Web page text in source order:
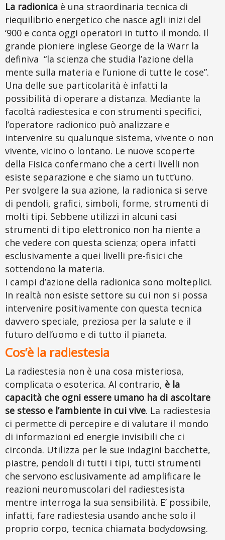
La radionica è una straordinaria tecnica di
riequilibrio energetico che nasce agli inizi del
‘900 e conta oggi operatori in tutto il mondo. Il
grande pioniere inglese George de la Warr la
definiva “la scienza che studia l’azione della
mente sulla materia e l’unione di tutte le cose”.
Una delle sue particolarità è infatti la
possibilità di operare a distanza. Mediante la
facoltà radiestesica e con strumenti specifici,
l’operatore radionico può analizzare e
intervenire su qualunque sistema, vivente o non
vivente, vicino o lontano. Le nuove scoperte
della Fisica confermano che a certi livelli non
esiste separazione e che siamo un tutt’uno.
Per svolgere la sua azione, la radionica si serve
di pendoli, grafici, simboli, forme, strumenti di
molti tipi. Sebbene utilizzi in alcuni casi
strumenti di tipo elettronico non ha niente a
che vedere con questa scienza; opera infatti
esclusivamente a quei livelli pre-fisici che
sottendono la materia.
I campi d’azione della radionica sono molteplici.
In realtà non esiste settore su cui non si possa
intervenire positivamente con questa tecnica
davvero speciale, preziosa per la salute e il
futuro dell’uomo e di tutto il pianeta.
Cos’è la radiestesia
La radiestesia non è una cosa misteriosa,
complicata o esoterica. Al contrario, è la
capacità che ogni essere umano ha di ascoltare
se stesso e l’ambiente in cui vive. La radiestesia
ci permette di percepire e di valutare il mondo
di informazioni ed energie invisibili che ci
circonda. Utilizza per le sue indagini bacchette,
piastre, pendoli di tutti i tipi, tutti strumenti
che servono esclusivamente ad amplificare le
reazioni neuromuscolari del radiestesista
mentre interroga la sua sensibilità. E’ possibile,
infatti, fare radiestesia usando anche solo il
proprio corpo, tecnica chiamata bodydowsing.